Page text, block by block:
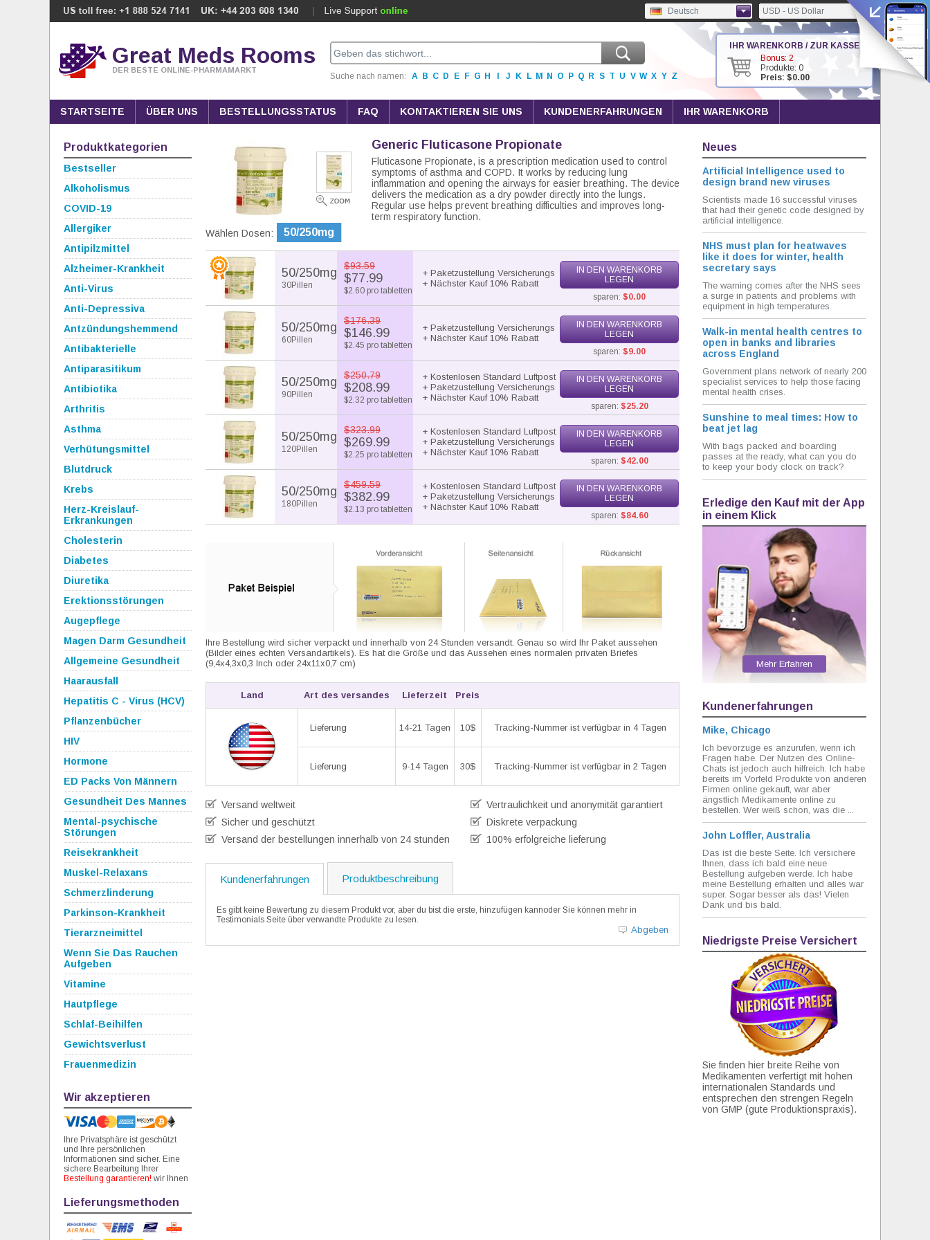
USD - US Dollar
Deutsch
Great Meds Rooms
DER BESTE ONLINE-PHARMAMARKT
Suche nach namen: A B C D E F G H J K L M N O P Q R S T U V W X Y Z
IHR WARENKORB / ZUR KASSE
Bonus: 2
Produkte: 0
Preis: $0.00
STARTSEITE ÜBER UNS BESTELLUNGSSTATUS FAQ KONTAKTIEREN SIE UNS KUNDENERFAHRUNGEN IHR WARENKORB
Produktkategorien
Bestseller
Alkoholismus
COVID-19
Allergiker
Antipilzmittel
Alzheimer-Krankheit
Anti-Virus
Anti-Depressiva
Antzündungshemmend
Antibakterielle
Antiparasitikum
Antibiotika
Arthritis
Asthma
Verhütungsmittel
Blutdruck
Krebs
Herz-Kreislauf-
Erkrankungen
Cholesterin
Diabetes
Diuretika
Erektionsstörungen
Augepflege
Magen Darm Gesundheit
Allgemeine Gesundheit
Haarausfall
Hepatitis C - Virus (HCV)
Pflanzenbücher
HIV
Hormone
ED Packs Von Männern
Gesundheit Des Mannes
Mental-psychische
Störungen
Reisekrankheit
Muskel-Relaxans
Schmerzlinderung
Parkinson-Krankheit
Tierarzneimittel
Wenn Sie Das Rauchen
Aufgeben
Vitamine
Hautpflege
Schlaf-Beihilfen
Gewichtsverlust
Frauenmedizin
Wir akzeptieren
Ihre Privatsphäre ist geschützt
und Ihre persönlichen
Informationen sind sicher. Eine
sichere Bearbeitung Ihrer
Bestellung garantieren! wir Ihnen
Lieferungsmethoden
Generic Fluticasone Propionate
Fluticasone Propionate, is a prescription medication used to control
symptoms of asthma and COPD. It works by reducing lung
inflammation and opening the airways for easier breathing. The device
delivers the medication as a dry powder directly into the lungs.
Regular use helps prevent breathing difficulties and improves long-
term respiratory function.
Wählen Dosen:
50/250mg
50/250mg
30Pillen
$93.59
$77.99
$2.60 pro tabletten
+ Paketzustellung Versicherungs
+ Nächster Kauf 10% Rabatt
IN DEN WARENKORB
LEGEN
sparen: $0.00
50/250mg
60Pillen
$176.39
$146.99
$2.45 pro tabletten
+ Paketzustellung Versicherungs
+ Nächster Kauf 10% Rabatt
IN DEN WARENKORB
LEGEN
sparen: $9.00
50/250mg
90Pillen
$250.79
$208.99
$2.32 pro tabletten
+ Kostenlosen Standard Luftpost
+ Paketzustellung Versicherungs
+ Nächster Kauf 10% Rabatt
IN DEN WARENKORB
LEGEN
sparen: $25.20
50/250mg
120Pillen
$323.99
$269.99
$2.25 pro tabletten
+ Kostenlosen Standard Luftpost
+ Paketzustellung Versicherungs
+ Nächster Kauf 10% Rabatt
IN DEN WARENKORB
LEGEN
sparen: $42.00
50/250mg
180Pillen
$459.59
$382.99
$2.13 pro tabletten
+ Kostenlosen Standard Luftpost
+ Paketzustellung Versicherungs
+ Nächster Kauf 10% Rabatt
IN DEN WARENKORB
LEGEN
sparen: $84.60
Ihre Bestellung wird sicher verpackt und innerhalb von 24 Stunden versandt. Genau so wird Ihr Paket aussehen
(Bilder eines echten Versandartikels). Es hat die Größe und das Aussehen eines normalen privaten Briefes
(9,4x4,3x0,3 Inch oder 24x11x0,7 cm)
Land Art des versandes Lieferzeit Preis
Lieferung 14-21 Tagen 10$ Tracking-Nummer ist verfügbar in 4 Tagen
Lieferung 9-14 Tagen 30$ Tracking-Nummer ist verfügbar in 2 Tagen
Versand weltweit
Vertraulichkeit und anonymität garantiert
Sicher und geschützt
Diskrete verpackung
Versand der bestellungen innerhalb von 24 stunden
100% erfolgreiche lieferung
Kundenerfahrungen Produktbeschreibung
Es gibt keine Bewertung zu diesem Produkt vor, aber du bist die erste, hinzufügen kannoder Sie können mehr in
Testimonials Seite über verwandte Produkte zu lesen.
Abgeben
Neues
Artificial Intelligence used to
design brand new viruses
Scientists made 16 successful viruses
that had their genetic code designed by
artificial intelligence.
NHS must plan for heatwaves
like it does for winter, health
secretary says
The warning comes after the NHS sees
a surge in patients and problems with
equipment in high temperatures.
Walk-in mental health centres to
open in banks and libraries
across England
Government plans network of nearly 200
specialist services to help those facing
mental health crises.
Sunshine to meal times: How to
beat jet lag
With bags packed and boarding
passes at the ready, what can you do
to keep your body clock on track?
Erledige den Kauf mit der App
in einem Klick
Mehr Erfahren
Kundenerfahrungen
Mike, Chicago
Ich bevorzuge es anzurufen, wenn ich
Fragen habe. Der Nutzen des Online-
Chats ist jedoch auch hilfreich. Ich habe
bereits im Vorfeld Produkte von anderen
Firmen online gekauft, war aber
ängstlich Medikamente online zu
bestellen. Wer weiß schon, was die ...
John Loffler, Australia
Das ist die beste Seite. Ich versichere
Ihnen, dass ich bald eine neue
Bestellung aufgeben werde. Ich habe
meine Bestellung erhalten und alles war
super. Sogar besser als das! Vielen
Dank und bis bald.
Niedrigste Preise Versichert
Sie finden hier breite Reihe von
Medikamenten verfertigt mit hohen
internationalen Standards und
entsprechen den strengen Regeln
von GMP (gute Produktionspraxis).